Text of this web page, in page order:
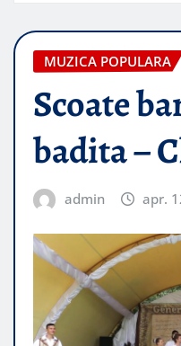
MUZICA POPULARA
Scoate
badita –
admin apr.